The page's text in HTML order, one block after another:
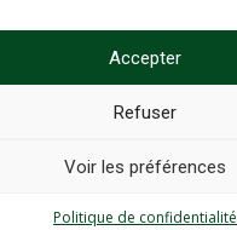
Accepter
Refuser
Voir les préférences
Politique de confidentialité
Politique de confidentialite